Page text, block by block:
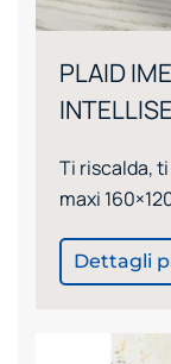
PLAID
Ti riscalda,
maxi
Dettagli